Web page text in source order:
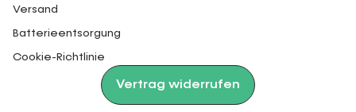
Versand
Batterieentsorgung
Cookie-Richtlinie
Vertrag widerrufen